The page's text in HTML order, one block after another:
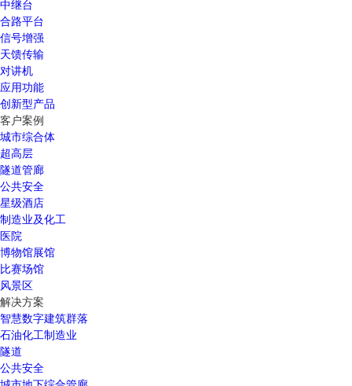
中继台
合路平台
信号增强
天馈传输
对讲机
应用功能
创新型产品
客户案例
城市综合体
超高层
隧道管廊
公共安全
星级酒店
制造业及化工
医院
博物馆展馆
比赛场馆
风景区
解决方案
智慧数字建筑群落
石油化工制造业
隧道
公共安全